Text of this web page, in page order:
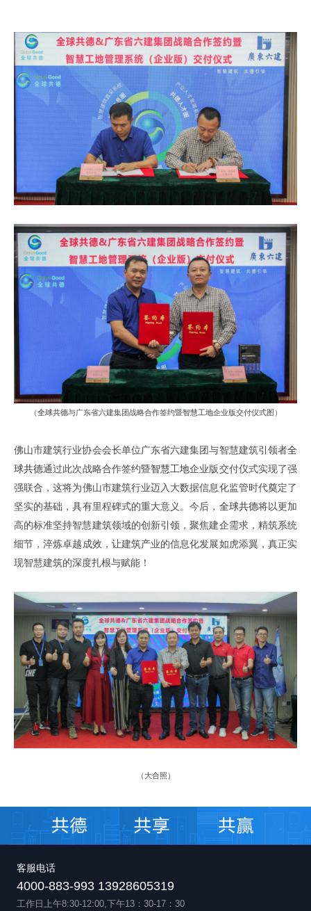
（全球共德与广东省六建集团战略合作签约暨智慧工地企业版交付仪式图 ）
佛山市建筑行业协会会长单位广东省六建集团与智慧建筑引领者全
球共德通过此次战略合作签约暨智慧工地企业版交付仪式实现了强
强联合 ，这将为佛山市建筑行业迈 入 大数据信息化监管时代奠定了
坚实的基础 ，具有里程碑式的重大意义 。今后， 全球共德将以更加
高的标准坚持智慧建筑领域的创新引领 ，聚焦建企需求， 精筑系统
细节，淬炼卓越 成效 ， 让建筑产业的信息化发展如虎添翼 ，真正实
现智慧建筑的深度扎根与赋能 ！
（大合照 ）
客服电话
4000-883-993 13928605319
工作日上午8:30-12:00,下午13：30-17：30